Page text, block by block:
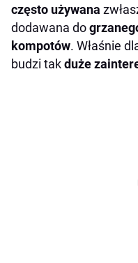
często używana
dodawana do
kompotów. Właśnie
budzi takduże